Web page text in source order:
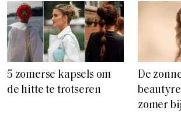
5 zomerse kapsels om
de hitte te trotseren
De
zomer